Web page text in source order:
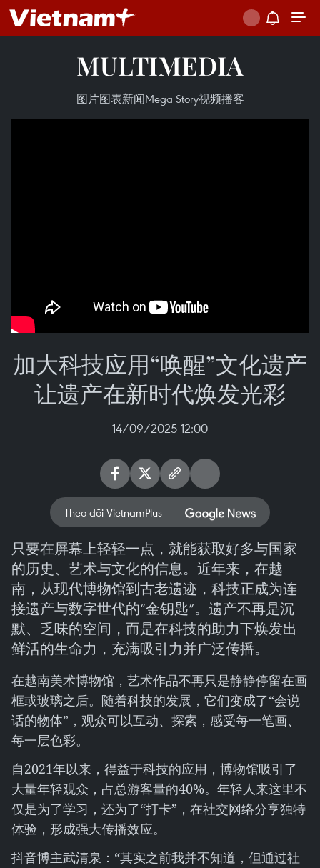
MULTIMEDIA
图片图表新闻Mega Story视频播客
加大科技应用“唤醒”文化遗产
让遗产在新时代焕发光彩
14/09/2025 12:00
Theo dõi VietnamPlus
只要在屏幕上轻轻一点，就能获取好多与国家
的历史、艺术与文化的信息。近年来，在越
南，从现代博物馆到古老遗迹，科技正成为连
接遗产与数字世代的“金钥匙”。遗产不再是沉
默、乏味的空间，而是在科技的助力下焕发出
鲜活的生命力，充满吸引力并广泛传播。
在越南美术博物馆，艺术作品不再只是静静停留在画
框或玻璃之后。随着科技的发展，它们变成了“会说
话的物体”，观众可以互动、探索，感受每一笔画、
每一层色彩。
自2021年以来，得益于科技的应用，博物馆吸引了
大量年轻观众，占总游客量的40%。年轻人来这里不
仅是为了学习，还为了“打卡”，在社交网络分享独特
体验，形成强大传播效应。
抖音博主武清泉：“其实之前我并不知道，但通过社